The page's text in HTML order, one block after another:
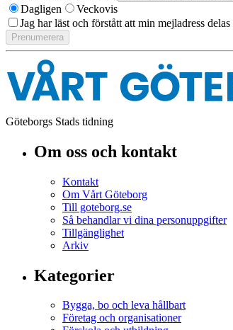
Dagligen
Veckovis
Jag har läst och förstått att min mejladress
Göteborgs Stads tidning
Om oss och kontakt
Kontakt
Om Vårt Göteborg
Till goteborg.se
Så behandlar vi dina personuppgifter
Tillgänglighet
Arkiv
Kategorier
Bygga, bo och leva hållbart
Företag och organisationer